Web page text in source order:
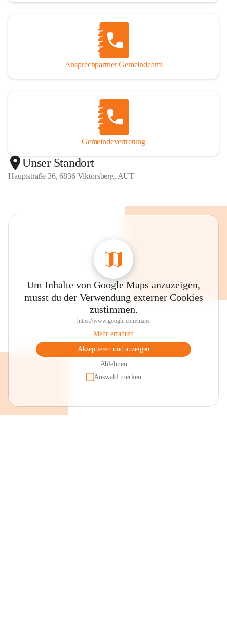
Ansprechpartner Gemeindeamt
Gemeindevertretung
Unser Standort
Hauptstraße 36, 6836 Viktorsberg, AUT
Um Inhalte von Google Maps anzuzeigen,
musst du der Verwendung externer Cookies
zustimmen.
https://www.google.com/maps
Mehr erfahren
Akzeptieren und anzeigen
Ablehnen
Auswahl merken